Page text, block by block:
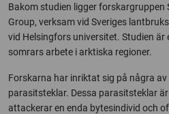
Bakom studien ligger forskargruppen
Group, verksam vid Sveriges
vid Helsingfors universitet. Studien
somrars arbete i arktiska regioner.
Forskarna har inriktat sig på några
parasitsteklar. Dessa parasitsteklar
attackerar en enda bytesindivid och